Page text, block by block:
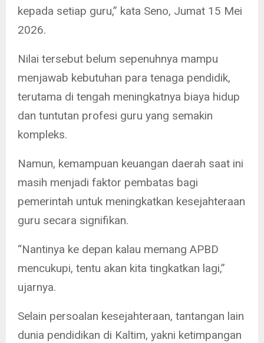
kepada setiap guru,” kata Seno, Jumat 15 Mei
2026.
Nilai tersebut belum sepenuhnya mampu
menjawab kebutuhan para tenaga pendidik,
terutama di tengah meningkatnya biaya hidup
dan tuntutan profesi guru yang semakin
kompleks.
Namun, kemampuan keuangan daerah saat ini
masih menjadi faktor pembatas bagi
pemerintah untuk meningkatkan kesejahteraan
guru secara signifikan.
“Nantinya ke depan kalau memang APBD
mencukupi, tentu akan kita tingkatkan lagi,”
ujarnya.
Selain persoalan kesejahteraan, tantangan lain
dunia pendidikan di Kaltim, yakni ketimpangan